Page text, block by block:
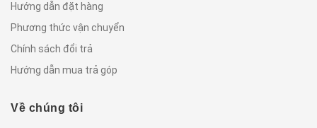
Hướng dẫn đặt hàng
Phương thức vận chuyển
Chính sách đổi trả
Hướng dẫn mua trả góp
Về chúng tôi